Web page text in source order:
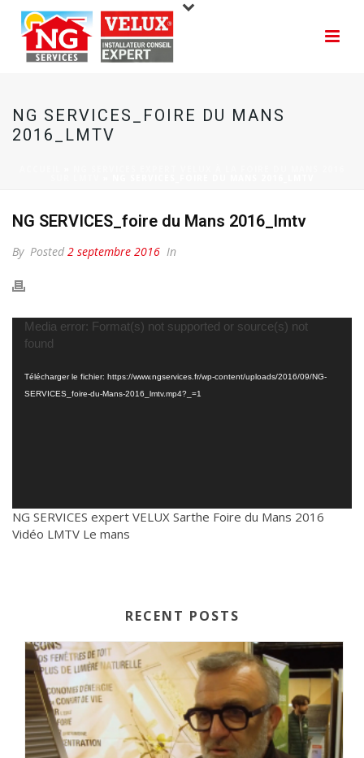
NG SERVICES_FOIRE DU MANS
2016_LMTV
NG SERVICES_foire du Mans 2016_lmtv
By Posted 2 septembre 2016 In
Lecteur
vidéo
Media error: Format(s) not supported or source(s) not
found
Télécharger le fichier: https://www.ngservices.fr/wp-content/uploads/2016/09/NG-
SERVICES_foire-du-Mans-2016_lmtv.mp4?_=1
NG SERVICES expert VELUX Sarthe Foire du Mans 2016
Vidéo LMTV Le mans
RECENT POSTS